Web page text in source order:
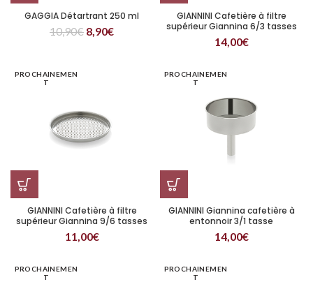
GAGGIA Détartrant 250 ml
10,90€ 8,90€
GIANNINI Cafetière à filtre
supérieur Giannina 6/3 tasses
14,00€
PROCHAINEMEN
T
GIANNINI Cafetière à filtre
supérieur Giannina 9/6 tasses
11,00€
PROCHAINEMEN
T
GIANNINI Giannina cafetière à
entonnoir 3/1 tasse
14,00€
PROCHAINEMEN
T
PROCHAINEMEN
T